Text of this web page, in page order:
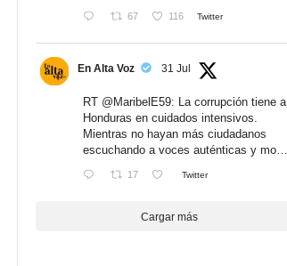
67 116 Twitter
En Alta Voz 31 Jul
RT @MaribelE59: La corrupción tiene a
Honduras en cuidados intensivos.
Mientras no hayan más ciudadanos
escuchando a voces auténticas y mo…
17 Twitter
Cargar más